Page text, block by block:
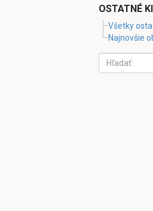
OSTATNÉ
Všetky
Najnovšie